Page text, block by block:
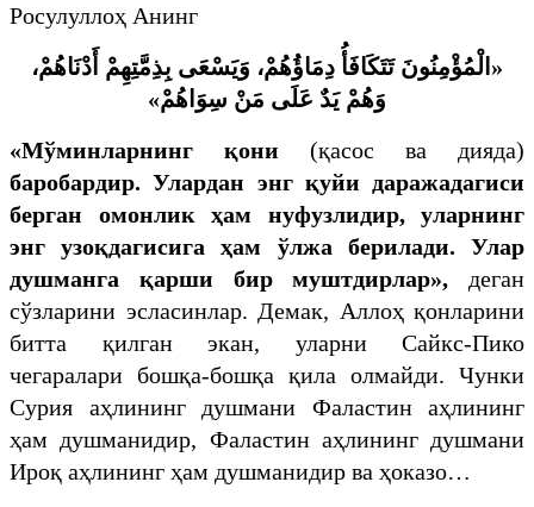
Росулуллоҳ Aнинг
«الْمُؤْمِنُونَ تَتَكَافَأُ دِمَاؤُهُمْ، وَيَسْعَى بِذِمَّتِهِمْ أَدْنَاهُمْ،
وَهُمْ يَدٌ عَلَى مَنْ سِوَاهُمْ»
«Мўминларнинг қони (қасос ва дияда)
баробардир. Улардан энг қуйи даражадагиси
берган омонлик ҳам нуфузлидир, уларнинг
энг узоқдагисига ҳам ўлжа берилади. Улар
душманга қарши бир муштдирлар», деган
сўзларини эсласинлар. Демак, Аллоҳ қонларини
битта қилган экан, уларни Сайкс-Пико
чегаралари бошқа-бошқа қила олмайди. Чунки
Сурия аҳлининг душмани Фаластин аҳлининг
ҳам душманидир, Фаластин аҳлининг душмани
Ироқ аҳлининг ҳам душманидир ва ҳоказо…